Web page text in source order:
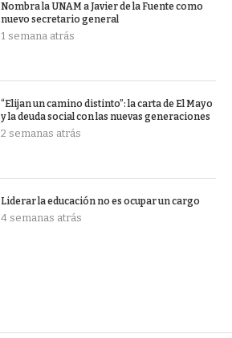
Nombra la UNAM a Javier de la Fuente como
nuevo secretario general
1 semana atrás
“Elijan un camino distinto”: la carta de El Mayo
y la deuda social con las nuevas generaciones
2 semanas atrás
Liderar la educación no es ocupar un cargo
4 semanas atrás